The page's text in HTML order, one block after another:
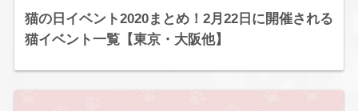
猫の日イベント2020まとめ！2月22日に開催される
猫イベント一覧【東京・大阪他】